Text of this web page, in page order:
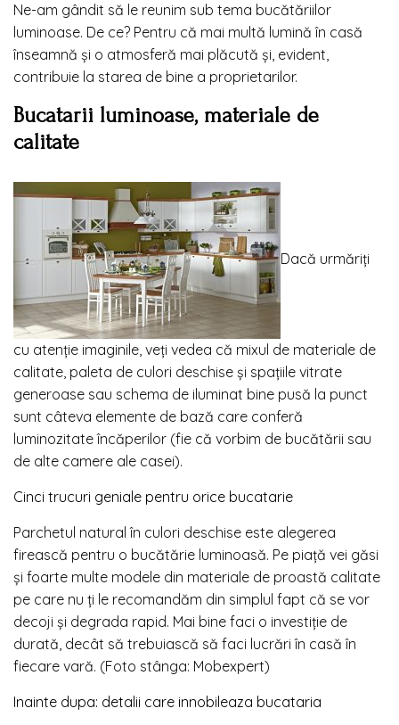
Ne-am gândit să le reunim sub tema bucătăriilor
luminoase. De ce? Pentru că mai multă lumină în casă
înseamnă și o atmosferă mai plăcută și, evident,
contribuie la starea de bine a proprietarilor.
Bucatarii luminoase, materiale de
calitate
Dacă urmăriți
cu atenție imaginile, veți vedea că mixul de materiale de
calitate, paleta de culori deschise și spațiile vitrate
generoase sau schema de iluminat bine pusă la punct
sunt câteva elemente de bază care conferă
luminozitate încăperilor (fie că vorbim de bucătării sau
de alte camere ale casei).
Cinci trucuri geniale pentru orice bucatarie
Parchetul natural în culori deschise este alegerea
firească pentru o bucătărie luminoasă. Pe piață vei găsi
și foarte multe modele din materiale de proastă calitate
pe care nu ți le recomandăm din simplul fapt că se vor
decoji și degrada rapid. Mai bine faci o investiție de
durată, decât să trebuiască să faci lucrări în casă în
fiecare vară. (Foto stânga: Mobexpert)
Inainte dupa: detalii care innobileaza bucataria